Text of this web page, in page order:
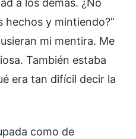
y mintiendo?”
mi mentira. Me
También estaba
era tan difícil decir la
como de